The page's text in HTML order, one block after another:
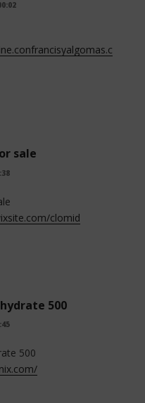
sale
clomid
500
500